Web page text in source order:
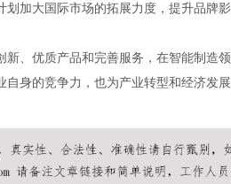
划加大国际市场的拓展力度，提升品牌
新、优质产品和完善服务，在智能制造
自身的竞争力，也为产业转型和经济发